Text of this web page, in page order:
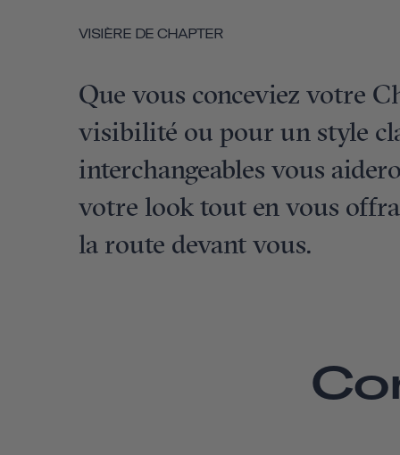
VISIÈRE DE CHAPTER
Que vous conceviez votre
visibilité ou pour un style
interchangeables vous
votre look tout en vous
la route devant vous.